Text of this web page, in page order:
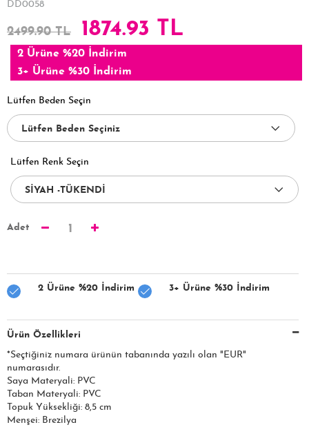
DD0058
2499.90 TL 1874.93 TL
2 Ürüne %20 İndirim
3+ Ürüne %30 İndirim
Lütfen Beden Seçin
Lütfen Renk Seçin
Adet 1
2 Ürüne %20 İndirim 3+ Ürüne %30 İndirim
Ürün Özellikleri
*Seçtiğiniz numara ürünün tabanında yazılı olan "EUR"
numarasıdır.
Saya Materyali: PVC
Taban Materyali: PVC
Topuk Yüksekliği: 8,5 cm
Menşei: Brezilya